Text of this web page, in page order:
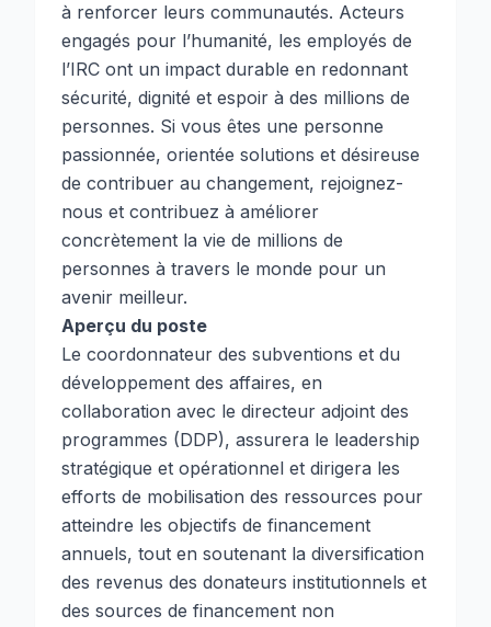
à renforcer leurs communautés. Acteurs
engagés pour l’humanité, les employés de
l’IRC ont un impact durable en redonnant
sécurité, dignité et espoir à des millions de
personnes. Si vous êtes une personne
passionnée, orientée solutions et désireuse
de contribuer au changement, rejoignez-
nous et contribuez à améliorer
concrètement la vie de millions de
personnes à travers le monde pour un
avenir meilleur.
Aperçu du poste
Le coordonnateur des subventions et du
développement des affaires, en
collaboration avec le directeur adjoint des
programmes (DDP), assurera le leadership
stratégique et opérationnel et dirigera les
efforts de mobilisation des ressources pour
atteindre les objectifs de financement
annuels, tout en soutenant la diversification
des revenus des donateurs institutionnels et
des sources de financement non